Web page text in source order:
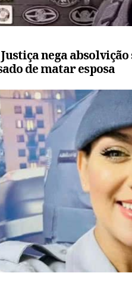
Justiça nega
de matar esposa